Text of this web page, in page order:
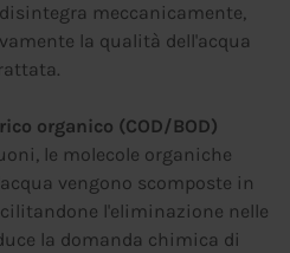
meccanicamente,
la qualità dell'acqua
organico (COD/BOD)
le molecole organiche
vengono scomposte in
l'eliminazione nelle
la domanda chimica di